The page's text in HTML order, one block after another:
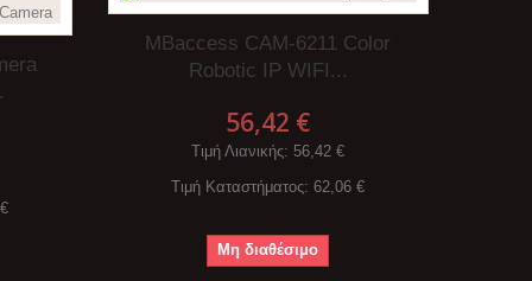
MBaccess CAM-6211 Color
Robotic IP WIFI...
56,42 €
Τιμή Λιανικής: 56,42 €
Τιμή Καταστήματος: 62,06 €
Μη διαθέσιμο